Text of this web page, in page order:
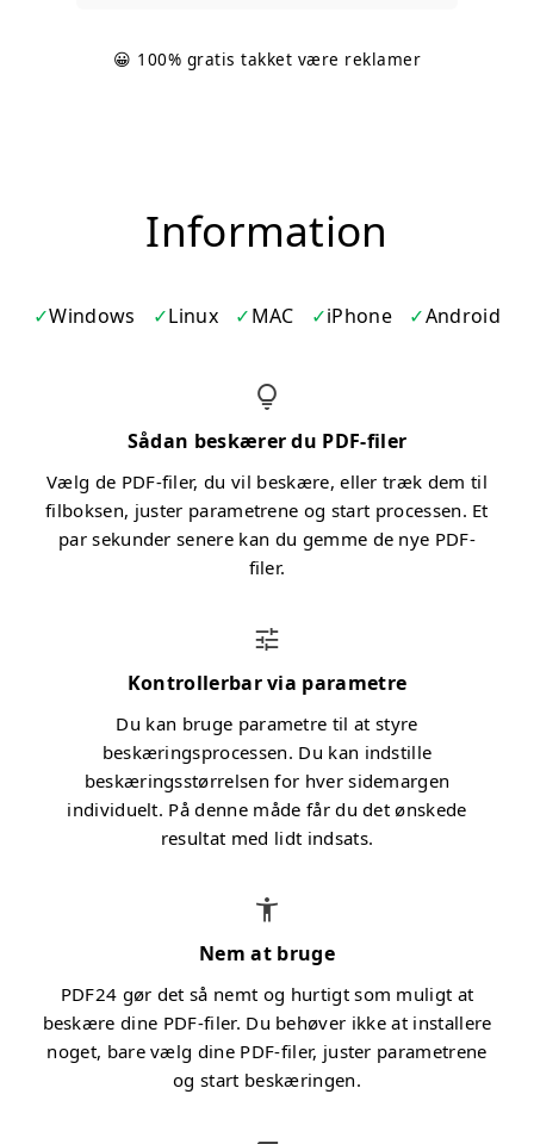
😀 100% gratis takket være reklamer
Information
Windows Linux MAC iPhone Android
Sådan beskærer du PDF-filer
Vælg de PDF-filer, du vil beskære, eller træk dem til
filboksen, juster parametrene og start processen. Et
par sekunder senere kan du gemme de nye PDF-
filer.
Kontrollerbar via parametre
Du kan bruge parametre til at styre
beskæringsprocessen. Du kan indstille
beskæringsstørrelsen for hver sidemargen
individuelt. På denne måde får du det ønskede
resultat med lidt indsats.
Nem at bruge
PDF24 gør det så nemt og hurtigt som muligt at
beskære dine PDF-filer. Du behøver ikke at installere
noget, bare vælg dine PDF-filer, juster parametrene
og start beskæringen.